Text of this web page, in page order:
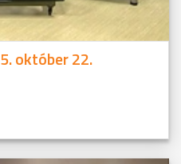
október 22.